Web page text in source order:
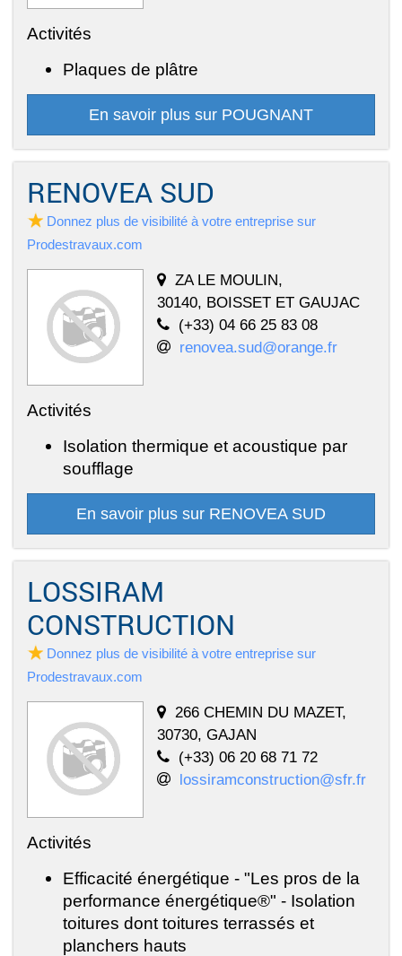
Activités
Plaques de plâtre
En savoir plus sur POUGNANT
RENOVEA SUD
Donnez plus de visibilité à votre entreprise sur
Prodestravaux.com
ZA LE MOULIN,
30140, BOISSET ET GAUJAC
(+33) 04 66 25 83 08
renovea.sud@orange.fr
Activités
Isolation thermique et acoustique par
soufflage
En savoir plus sur RENOVEA SUD
LOSSIRAM
CONSTRUCTION
Donnez plus de visibilité à votre entreprise sur
Prodestravaux.com
266 CHEMIN DU MAZET,
30730, GAJAN
(+33) 06 20 68 71 72
lossiramconstruction@sfr.fr
Activités
Efficacité énergétique - "Les pros de la
performance énergétique®" - Isolation
toitures dont toitures terrassés et
planchers hauts